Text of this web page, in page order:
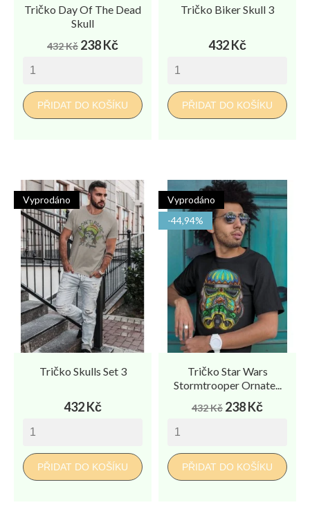
Tričko Day Of The Dead
Skull
Běžná
432 Kč Cena
238 Kč
PŘIDAT DO KOŠÍKU
Tričko Biker Skull 3
Cena
432 Kč
PŘIDAT DO KOŠÍKU
Tričko Skulls Set 3
Cena
432 Kč
PŘIDAT DO KOŠÍKU
Vyprodáno
Tričko Star Wars
Stormtrooper Ornate...
Běžná
432 Kč Cena
238 Kč
PŘIDAT DO KOŠÍKU
Vyprodáno
-44,94%